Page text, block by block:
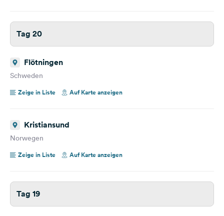
Tag 20
Flötningen
Schweden
Zeige in Liste
Auf Karte anzeigen
Kristiansund
Norwegen
Zeige in Liste
Auf Karte anzeigen
Tag 19